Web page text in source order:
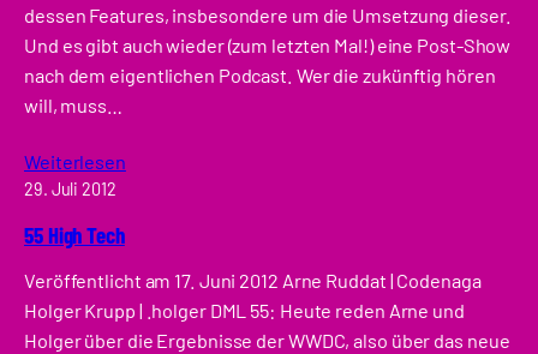
dessen Features, insbesondere um die Umsetzung dieser.
Und es gibt auch wieder (zum letzten Mal!) eine Post-Show
nach dem eigentlichen Podcast. Wer die zukünftig hören
will, muss…
Weiterlesen
29. Juli 2012
55 High Tech
Veröffentlicht am 17. Juni 2012 Arne Ruddat | Codenaga
Holger Krupp | .holger DML 55: Heute reden Arne und
Holger über die Ergebnisse der WWDC, also über das neue